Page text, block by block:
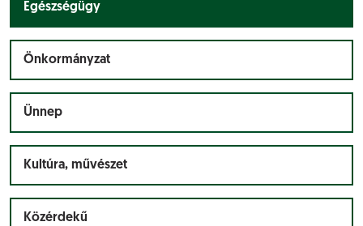
Egészségügy
Önkormányzat
Ünnep
Kultúra, művészet
Közérdekű